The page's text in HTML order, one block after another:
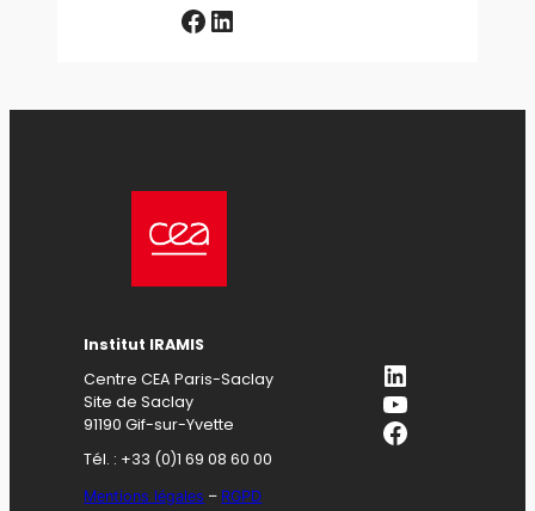
Facebook LinkedIn
Institut IRAMIS
Centre CEA Paris-Saclay
Site de Saclay
91190 Gif-sur-Yvette
Tél. : +33 (0)1 69 08 60 00
Mentions légales – RGPD
LinkedIn
YouTube
Facebook